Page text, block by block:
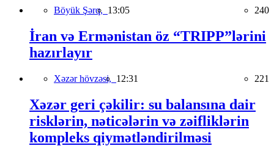
Böyük Şərq, 13:05 240
İran və Ermənistan öz “TRIPP”lərini
hazırlayır
Xəzər hövzəsi, 12:31 221
Xəzər geri çəkilir: su balansına dair
risklərin, nəticələrin və zəifliklərin
kompleks qiymətləndirilməsi